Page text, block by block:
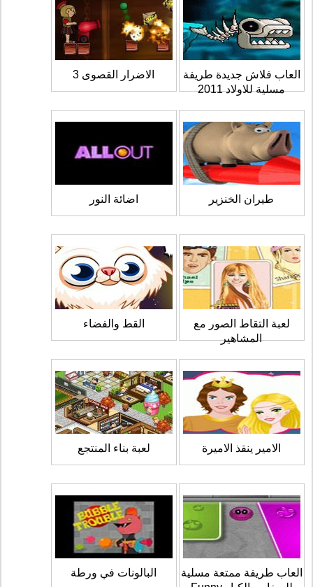
العاب فلاش جديدة طريفة
مسلية للاولاد 2011
الاضرار القصوى 3
طيران الخنزير اضائة النور
لعبة التقاط الصور مع
المشاهير
القط والفضاء
الامير ينقذ الاميرة لعبة بناء المنتجع
العاب طريفة ممتعة مسلية
البالونات في ورطة